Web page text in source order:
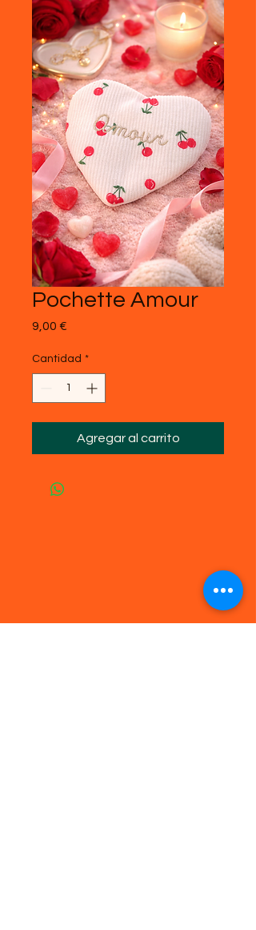
Pochette Amour
9,00 €
Cantidad *
Agregar al carrito